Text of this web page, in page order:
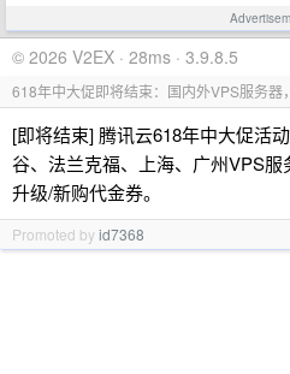
© 2026 V2EX · 28ms · 3.9.8.5
618年中大促即将结束：国内外VPS服务器
[即将结束] 腾讯云618年中大促活
谷、法兰克福、上海、广州VPS
升级/新购代金券。
Promoted byid7368